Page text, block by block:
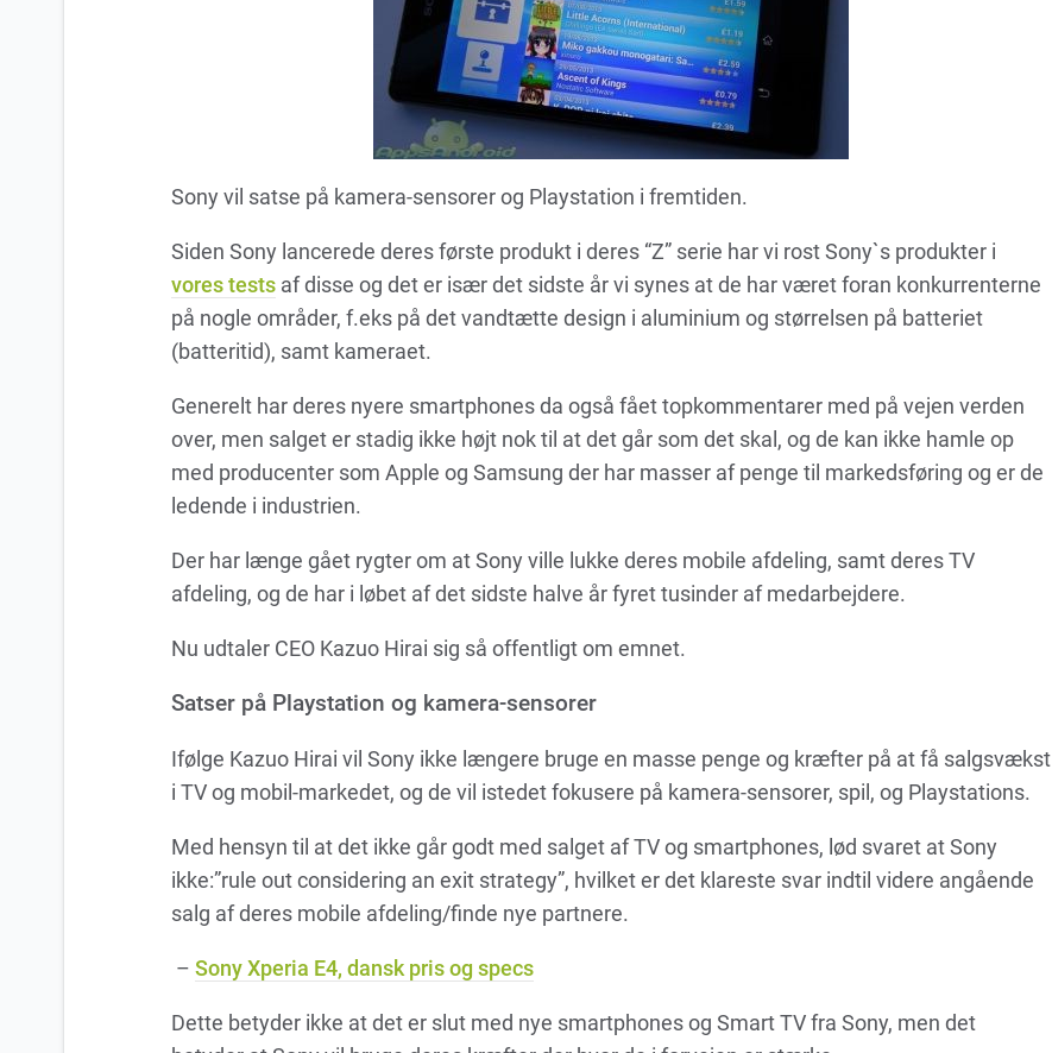
Sony vil satse på kamera-sensorer og Playstation i fremtiden.
Siden Sony lancerede deres første produkt i deres “Z” serie har vi rost Sony`s produkter i
vores testsaf disse og det er især det sidste år vi synes at de har været foran konkurrenterne
på nogle områder, f.eks på det vandtætte design i aluminium og størrelsen på batteriet
(batteritid), samt kameraet.
Generelt har deres nyere smartphones da også fået topkommentarer med på vejen verden
over, men salget er stadig ikke højt nok til at det går som det skal, og de kan ikke hamle op
med producenter som Apple og Samsung der har masser af penge til markedsføring og er de
ledende i industrien.
Der har længe gået rygter om at Sony ville lukke deres mobile afdeling, samt deres TV
afdeling, og de har i løbet af det sidste halve år fyret tusinder af medarbejdere.
Nu udtaler CEO Kazuo Hirai sig så offentligt om emnet.
Satser på Playstation og kamera-sensorer
Ifølge Kazuo Hirai vil Sony ikke længere bruge en masse penge og kræfter på at få salgsvækst
i TV og mobil-markedet, og de vil istedet fokusere på kamera-sensorer, spil, og Playstations.
Med hensyn til at det ikke går godt med salget af TV og smartphones, lød svaret at Sony
ikke:”rule out considering an exit strategy”, hvilket er det klareste svar indtil videre angående
salg af deres mobile afdeling/finde nye partnere.
– Sony Xperia E4, dansk pris og specs
Dette betyder ikke at det er slut med nye smartphones og Smart TV fra Sony, men det